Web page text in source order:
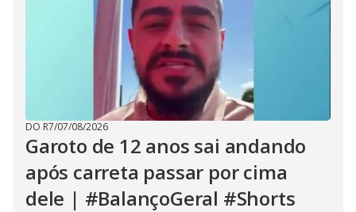
DO R7/07/08/2026
Garoto de 12 anos sai andando
após carreta passar por cima
dele | #BalançoGeral #Shorts